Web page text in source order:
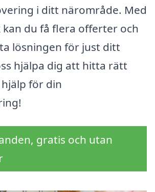
i ditt närområde. Med
kan du få flera offerter och
lösningen för just ditt
hjälpa dig att hitta rätt
för din
gratis och utan